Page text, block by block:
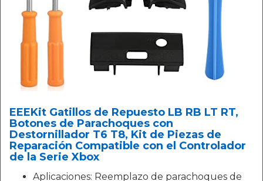
EEEKit Gatillos de Repuesto LB RB LT RT,
Botones de Parachoques con
Destornillador T6 T8, Kit de Piezas de
Reparación Compatible con el Controlador
de la Serie Xbox
Aplicaciones: Reemplazo de parachoques de